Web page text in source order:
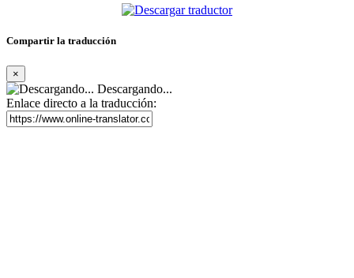
Compartir la traducción
×
Descargando...
Enlace directo a la traducción: